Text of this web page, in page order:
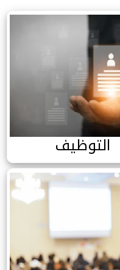
التوظيف
التوظيف
الملتقيات